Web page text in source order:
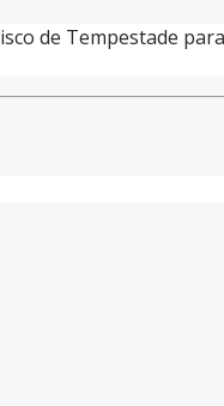
de Tempestade